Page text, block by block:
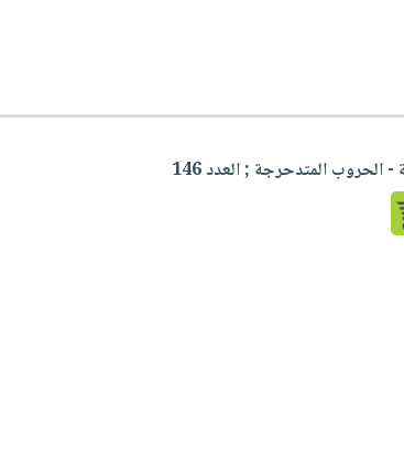
الحروب المتدحرجة ; العدد 146